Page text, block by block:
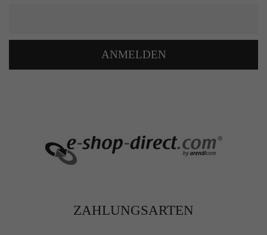
ANMELDEN
ZAHLUNGSARTEN